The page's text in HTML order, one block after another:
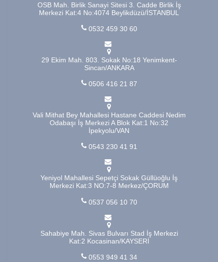
OSB Mah. Birlik Sanayi Sitesi 3. Cadde Birlik İş
Merkezi Kat:4 No:4074 Beylikdüzü/İSTANBUL
0532 459 30 60
29 Ekim Mah. 803. Sokak No:18 Yenimkent-
Sincan/ANKARA
0506 416 21 87
Vali Mithat Bey Mahallesi Hastane Caddesi Nedim
Odabaşı İş Merkezi A Blok Kat:1 No:32
İpekyolu/VAN
0543 230 41 91
Yeniyol Mahallesi Sepetçi Sokak Güllüoğlu İş
Merkezi Kat:3 NO:7-8 Merkez/ÇORUM
0537 056 10 70
Sahabiye Mah. Sivas Bulvarı Stad İş Merkezi
Kat:2 Kocasinan/KAYSERİ
0553 949 41 34